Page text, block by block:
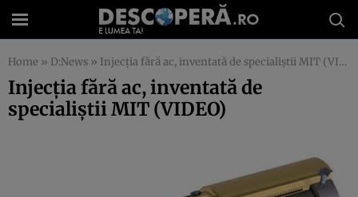
Home » D:News » Injecţia fără ac, inventată de specialiştii MIT (VIDEO)
Injecţia fără ac, inventată de
specialiştii MIT (VIDEO)